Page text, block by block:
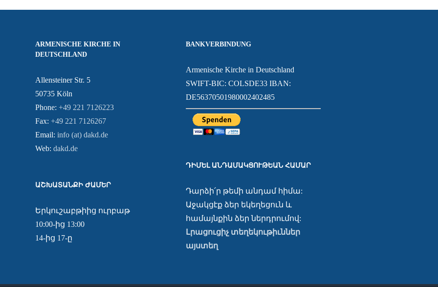
ARMENISCHE KIRCHE IN
DEUTSCHLAND
Allensteiner Str. 5
50735 Köln
Phone: +49 221 7126223
Fax: +49 221 7126267
Email: info (at) dakd.de
Web: dakd.de
ԱՇԽԱՏԱՆՔԻ ԺԱՄԵՐ
Երկուշաբթիից ուրբաթ
10:00-ից 13:00
14-ից 17-ը
BANKVERBINDUNG
Armenische Kirche in Deutschland
SWIFT-BIC: COLSDE33 IBAN:
DE56370501980002402485
ԴԻՄԵԼ ԱՆԴԱՄԱԿՑՈՒԹԵԱՆ ՀԱՄԱՐ
Դարձի՛ր թեմի անդամ հիմա:
Աջակցէք ձեր եկեղեցուն և
համայնքին ձեր ներդրումով:
Լրացուցիչ տեղեկութիւններ
այստեղ